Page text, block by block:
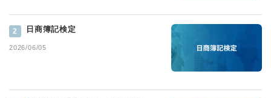
2 日商簿記検定
2026/06/05